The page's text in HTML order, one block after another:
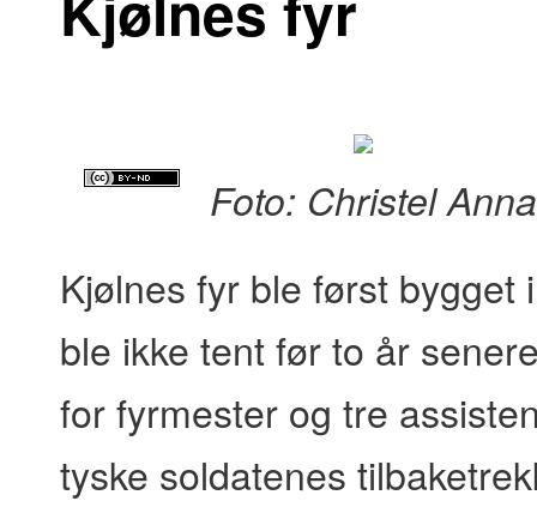
Foto: Christel
Kjølnes fyr ble først
ble ikke tent før to år
for fyrmester og tre
tyske soldatenes